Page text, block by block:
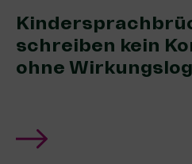
schreiben kein
ohne